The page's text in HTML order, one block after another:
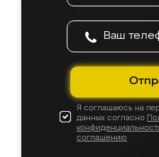
Я соглашаюсь на
данных согласно
соглашению